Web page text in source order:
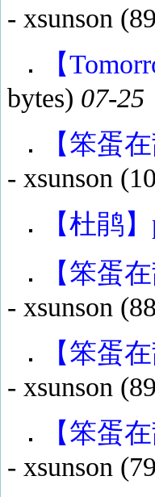
- xsunson
【
bytes) 07-25
【笨蛋
- xsunson
【杜鹃
【笨蛋
- xsunson
【笨蛋
- xsunson
【笨蛋
- xsunson